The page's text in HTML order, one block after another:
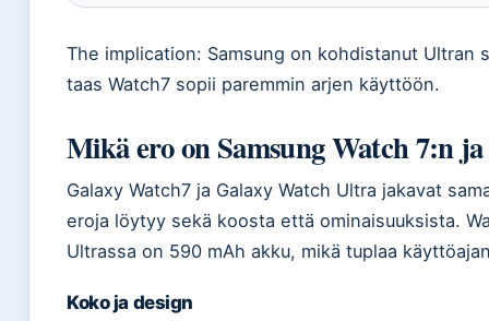
The implication: Samsung on kohdistanut
taas Watch7 sopii paremmin arjen käyttöön.
Mikä ero on Samsung Watch 7:n
Galaxy Watch7 ja Galaxy Watch Ultra jakavat
eroja löytyy sekä koosta että ominaisuuksista.
Ultrassa on 590 mAh akku, mikä tuplaa
Koko ja design